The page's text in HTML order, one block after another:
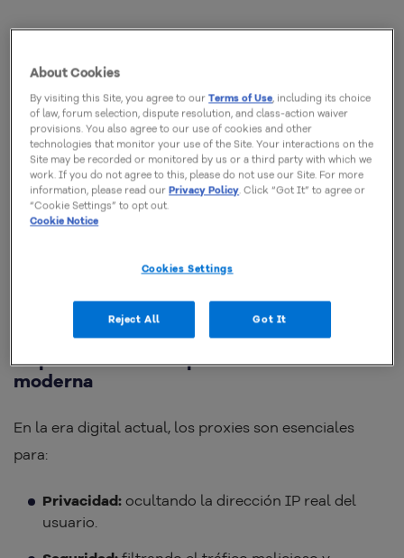
usuario y un servidor de destino, como un sitio en
internet.El proxy recibe las solicitudes, las envía al
servidor correcto, recibe la respuesta y la devuelve al
usuario.
filtrado de contenido, anonimato, mejora de
privacidad y control de acceso.
Importancia de los proxies en la Internet
moderna
En la era digital actual, los proxies son esenciales
para:​
Privacidad: ocultando la dirección IP real del
usuario.​
About Cookies
By visiting this Site, you agree to ourTerms of Use, including its choice
of law, forum selection, dispute resolution, and class-action waiver
provisions. You also agree to our use of cookies and other
technologies that monitor your use of the Site. Your interactions on the
Site may be recorded or monitored by us or a third party with which we
work. If you do not agree to this, please do not use our Site. For more
information, please read ourPrivacy Policy. Click “Got It” to agree or
“Cookie Settings” to opt out.
Cookie Notice
Cookies Settings
Reject All Got It